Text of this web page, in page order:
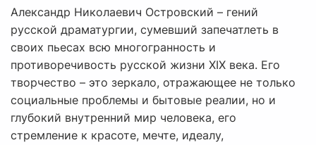
Александр Николаевич Островский – гений
русской драматургии, сумевший запечатлеть в
своих пьесах всю многогранность и
противоречивость русской жизни XIX века. Его
творчество – это зеркало, отражающее не только
социальные проблемы и бытовые реалии, но и
глубокий внутренний мир человека, его
стремление к красоте, мечте, идеалу,